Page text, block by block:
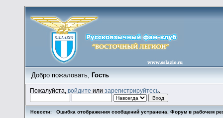
Добро пожаловать, Гость
Пожалуйста,войдите илизарегистрируйтесь
Новости: Ошибка отображения сообщений устранена. Форум в рабочем